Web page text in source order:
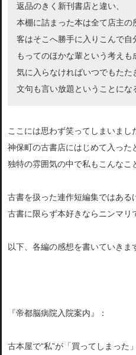
返品のきく新刊書店と違い、
本棚に詰まった本は全て店主の
客はそこへ勝手に入りこんで自
もってのほかな輩という考えも
気に入らなければいつでもたた
文句も言い放題ということにな
ここには思わず笑ってしまいまし
神保町の古書店にはじめて入った
独特の雰囲気の中で私もこんなこ
古書を扱った連作短編集ではある
古書に限らず本好きならニンマリ
以下、各編の感想を書いていきま
『帝都脳病院入院案内』：
古本屋で“私”が「買ってしまった